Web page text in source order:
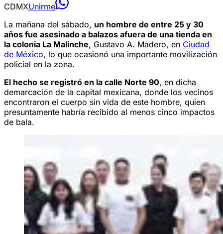
CDMXUnirme
La mañana del sábado, un hombre de entre 25 y 30
años fue asesinado a balazos afuera de una tienda en
la colonia La Malinche, Gustavo A. Madero, en Ciudad
de México, lo que ocasionó una importante movilización
policial en la zona.
El hecho se registró en la calle Norte 90, en dicha
demarcación de la capital mexicana, donde los vecinos
encontraron el cuerpo sin vida de este hombre, quien
presuntamente habría recibido al menos cinco impactos
de bala.